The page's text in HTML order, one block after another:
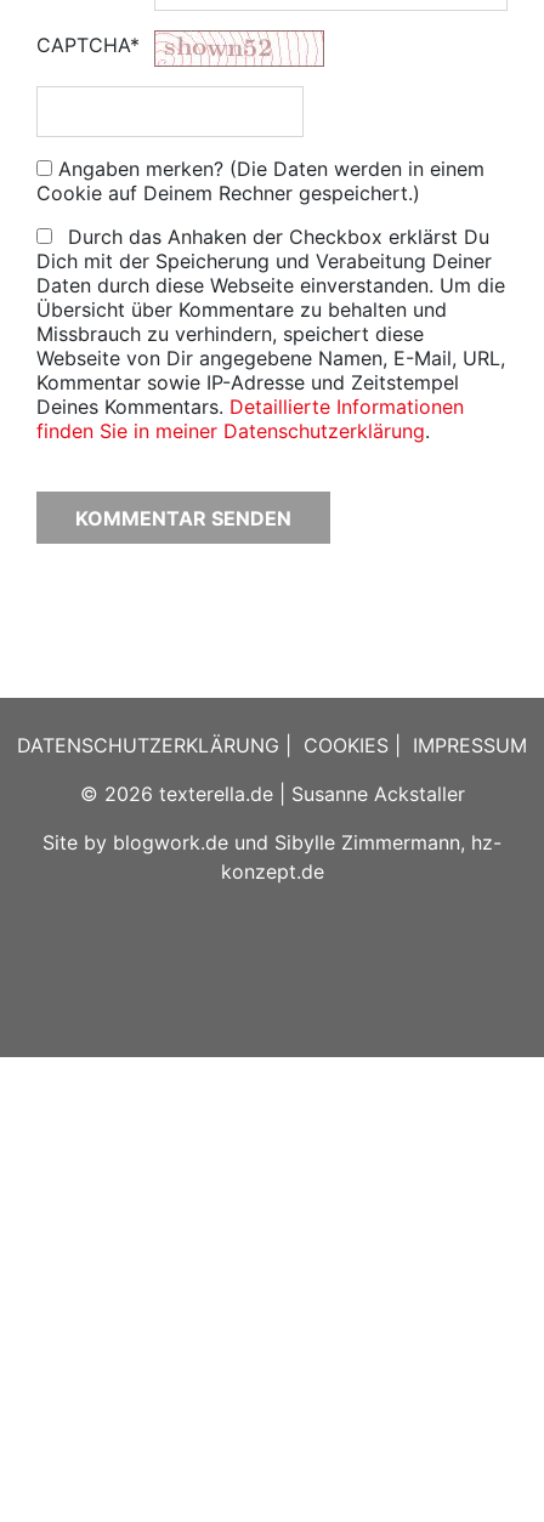
CAPTCHA*
Angaben merken? (Die Daten werden in einem
Cookie auf Deinem Rechner gespeichert.)
Durch das Anhaken der Checkbox erklärst Du
Dich mit der Speicherung und Verabeitung Deiner
Daten durch diese Webseite einverstanden. Um die
Übersicht über Kommentare zu behalten und
Missbrauch zu verhindern, speichert diese
Webseite von Dir angegebene Namen, E-Mail, URL,
Kommentar sowie IP-Adresse und Zeitstempel
Deines Kommentars. Detaillierte Informationen
finden Sie in meiner Datenschutzerklärung.
DATENSCHUTZERKLÄRUNG COOKIES
IMPRESSUM
© 2026 texterella.de| Susanne Ackstaller
Site by blogwork.de und Sibylle Zimmermann, hz-
konzept.de